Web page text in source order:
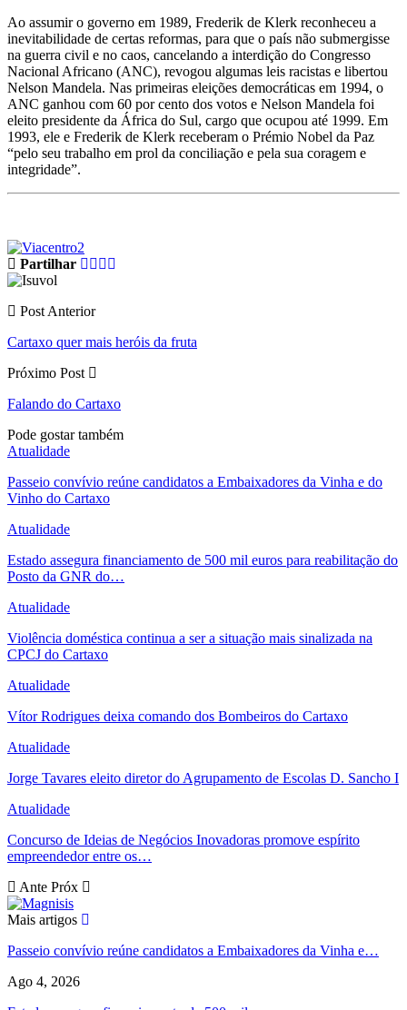
Ao assumir o governo em 1989, Frederik de Klerk reconheceu a
inevitabilidade de certas reformas, para que o país não submergisse
na guerra civil e no caos, cancelando a interdição do Congresso
Nacional Africano (ANC), revogou algumas leis racistas e libertou
Nelson Mandela. Nas primeiras eleições democráticas em 1994, o
ANC ganhou com 60 por cento dos votos e Nelson Mandela foi
eleito presidente da África do Sul, cargo que ocupou até 1999. Em
1993, ele e Frederik de Klerk receberam o Prémio Nobel da Paz
“pelo seu trabalho em prol da conciliação e pela sua coragem e
integridade”.
Partilhar
Post Anterior
Cartaxo quer mais heróis da fruta
Próximo Post
Falando do Cartaxo
Pode gostar também
Atualidade
Passeio convívio reúne candidatos a Embaixadores da Vinha e do
Vinho do Cartaxo
Atualidade
Estado assegura financiamento de 500 mil euros para reabilitação do
Posto da GNR do…
Atualidade
Violência doméstica continua a ser a situação mais sinalizada na
CPCJ do Cartaxo
Atualidade
Vítor Rodrigues deixa comando dos Bombeiros do Cartaxo
Atualidade
Jorge Tavares eleito diretor do Agrupamento de Escolas D. Sancho I
Atualidade
Concurso de Ideias de Negócios Inovadoras promove espírito
empreendedor entre os…
Ante Próx
Mais artigos
Passeio convívio reúne candidatos a Embaixadores da Vinha e…
Ago 4, 2026